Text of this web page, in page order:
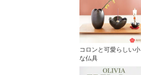
コロンと可愛らしい小
な仏具